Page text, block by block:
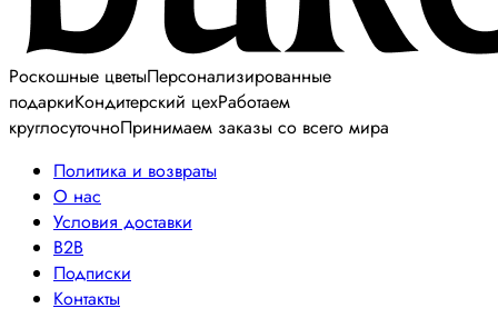
Роскошные цветыПерсонализированные
подаркиКондитерский цехРаботаем
круглосуточноПринимаем заказы со всего мира
Политика и возвраты
О нас
Условия доставки
B2B
Подписки
Контакты